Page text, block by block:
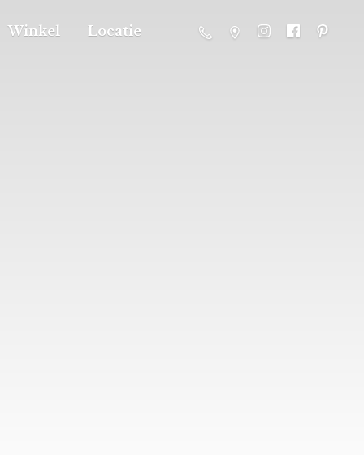
Winkel Locatie